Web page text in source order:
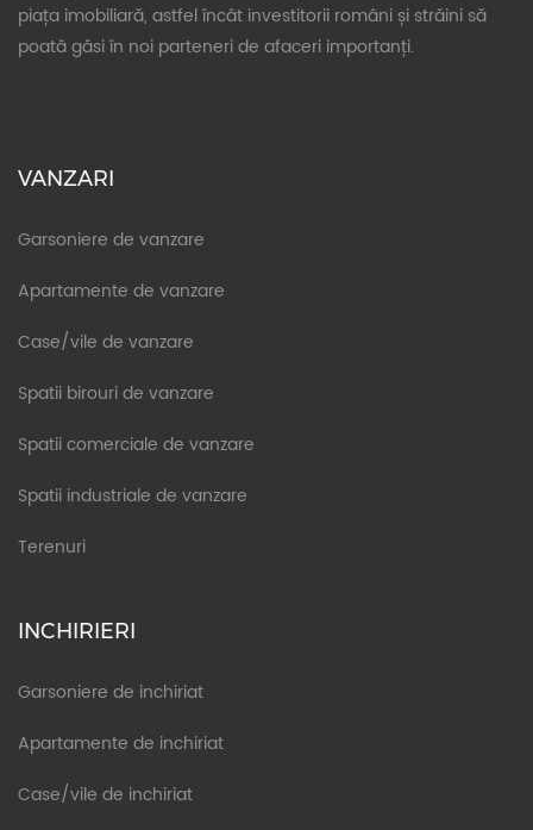
piața imobiliară, astfel încât investitorii români și străini să
poată găsi în noi parteneri de afaceri importanți.
VANZARI
Garsoniere de vanzare
Apartamente de vanzare
Case/vile de vanzare
Spatii birouri de vanzare
Spatii comerciale de vanzare
Spatii industriale de vanzare
Terenuri
INCHIRIERI
Garsoniere de inchiriat
Apartamente de inchiriat
Case/vile de inchiriat